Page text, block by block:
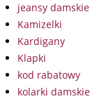
jeansy damskie
Kamizelki
Kardigany
Klapki
kod rabatowy
kolarki damskie